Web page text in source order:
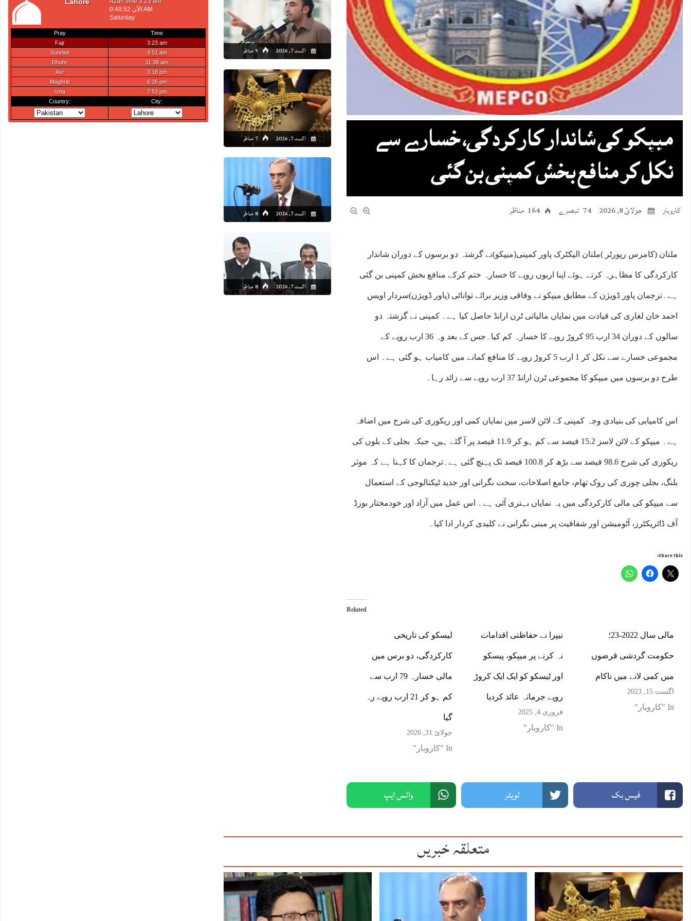
اگست 7, 2026 9 مناظر
اگست 7, 2026 7 مناظر
اگست 7, 2026 8 مناظر
اگست 7, 2026 8 مناظر
میپکو کی شاندار کارکردگی، خسارے سے
نکل کر منافع بخش کمپنی بن گئی
کاروبار جولائ 8, 2026 74 تبصرے 164 مناظر
ملتان (کامرس رپورٹر )ملتان الیکٹرک پاور کمپنی(میپکو)نے گزشتہ دو برسوں کے دوران شاندار
کارکردگی کا مظاہرہ کرتے ہوئے اپنا اربوں روپے کا خسارہ ختم کرکے منافع بخش کمپنی بن گئی
ہے۔ترجمان پاور ڈویژن کے مطابق میپکو نے وفاقی وزیر برائے توانائی (پاور ڈویژن)سردار اویس
احمد خان لغاری کی قیادت میں نمایاں مالیاتی ٹرن ارانڈ حاصل کیا ہے۔ کمپنی نے گزشتہ دو
سالوں کے دوران 34 ارب 95 کروڑ روپے کا خسارہ کم کیا۔جس کے بعد وہ 36 ارب روپے کے
مجموعی خسارے سے نکل کر 1 ارب 5 کروڑ روپے کا منافع کمانے میں کامیاب ہو گئی ہے۔ اس
طرح دو برسوں میں میپکو کا مجموعی ٹرن ارانڈ 37 ارب روپے سے زائد رہا۔
اس کامیابی کی بنیادی وجہ کمپنی کے لائن لاسز میں نمایاں کمی اور ریکوری کی شرح میں اضافہ
ہے۔ میپکو کے لائن لاسز 15.2 فیصد سے کم ہو کر 11.9 فیصد پر آ گئے ہیں، جبکہ بجلی کے بلوں کی
ریکوری کی شرح 98.6 فیصد سے بڑھ کر 100.8 فیصد تک پہنچ گئی ہے۔ترجمان کا کہنا ہے کہ موثر
بلنگ، بجلی چوری کی روک تھام، جامع اصلاحات، سخت نگرانی اور جدید ٹیکنالوجی کے استعمال
سے میپکو کی مالی کارکردگی میں یہ نمایاں بہتری آئی ہے۔ اس عمل میں آزاد اور خودمختار بورڈ
آف ڈائریکٹرز، آٹومیشن اور شفافیت پر مبنی نگرانی نے کلیدی کردار ادا کیا۔
Share this:
Related
لیسکو کی تاریخی
کارکردگی، دو برس میں
مالی خسارہ 79 ارب سے
کم ہو کر 21 ارب روپے رہ
گیا
جولائ 31, 2026
In "کاروبار"
نیپرا نے حفاظتی اقدامات
نہ کرنے پر میپکو، پیسکو
اور ٹیسکو کو ایک ایک کروڑ
روپے جرمانہ عائد کردیا
فروری 4, 2025
In "کاروبار"
مالی سال 2022-23؛
حکومت گردشی قرضوں
میں کمی لانے میں ناکام
اگست 15, 2023
In "کاروبار"
فیس بک ٹویٹر واٹس ایپ
متعلقہ خبریں